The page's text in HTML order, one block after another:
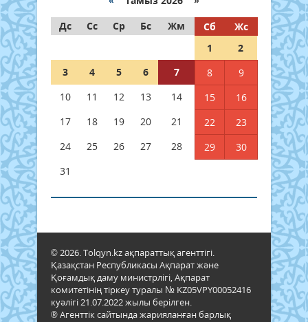
Дс
Сс Ср Бс Жм Сб
Жс
1
2
3
4 5 6 7 8
9
10
11 12 13 14 15
16
17
18 19 20 21 22
23
24
25 26 27 28 29
30
31
© 2026. Tolqyn.kz ақпараттық агенттігі.
Қазақстан Республикасы Ақпарат және
Қоғамдық даму министрлігі, Ақпарат
комитетінің тіркеу туралы № KZ05VPY00052416
куәлігі 21.07.2022 жылы берілген.
® Агенттік сайтында жарияланған барлық